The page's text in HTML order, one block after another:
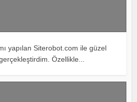
yapılan Siterobot.com ile güzel
Özellikle...